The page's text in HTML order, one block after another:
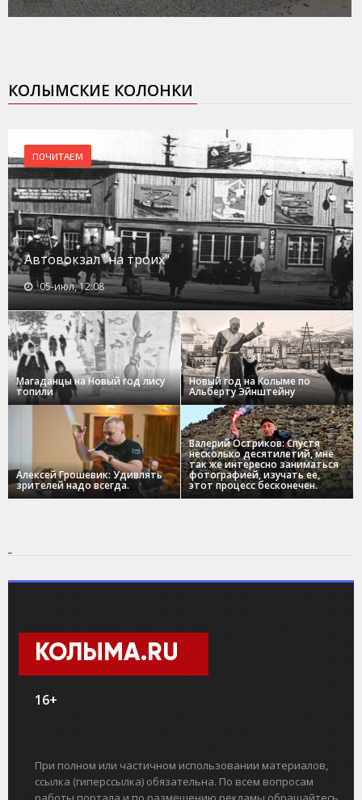
КОЛЫМСКИЕ КОЛОНКИ
ПОЧИТАЕМ
Автовокзал "на троих"
05-июл, 12:08
Магаданцы на Новый год лису
топили
Новый год на Колыме по
Альберту Эйнштейну
Алексей Грошевик: Удивлять
зрителей надо всегда.
Валерий Остриков: Спустя
несколько десятилетий, мне
так же интересно заниматься
фотографией, изучать ее,
этот процесс бесконечен.
КОЛЫМА.RU
16+
При полном или частичном использовании материалов,
ссылка (гиперссылка) обязательна. По всем вопросам